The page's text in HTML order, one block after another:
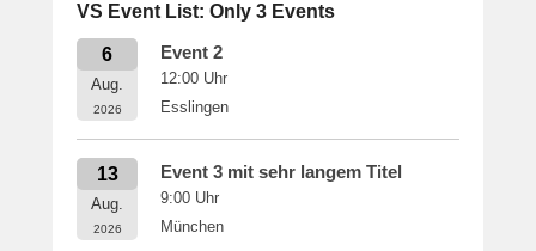
VS Event List: Only 3 Events
6
Aug.
2026
Event 2
12:00 Uhr
Esslingen
13
Aug.
2026
Event 3 mit sehr langem Titel
9:00 Uhr
München